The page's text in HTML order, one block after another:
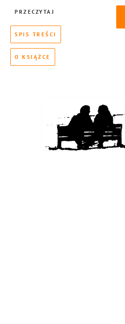
PRZECZYTAJ
SPIS TREŚCI
O KSIĄŻCE